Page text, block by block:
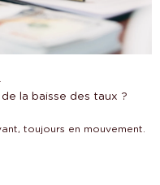
la baisse des taux ?
toujours en mouvement.